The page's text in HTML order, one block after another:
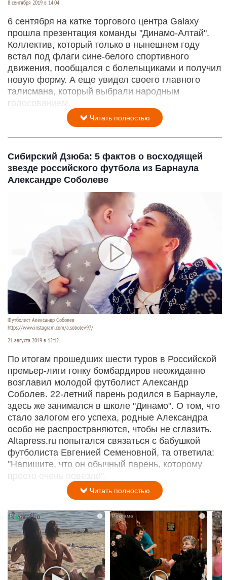
8 сентября 2019 в 14:04
6 сентября на катке торгового центра Galaxy
прошла презентация команды "Динамо-Алтай".
Коллектив, который только в нынешнем году
встал под флаги сине-белого спортивного
движения, пообщался с болельщиками и получил
новую форму. А еще увидел своего главного
талисмана, который выбрали народным
голосованием.
Читать полностью
Сибирский Дзюба: 5 фактов о восходящей
звезде российского футбола из Барнаула
Александре Соболеве
Футболист Александр Соболев
https://www.instagram.com/a.sobolev97/
21 августа 2019 в 12:12
По итогам прошедших шести туров в Российской
премьер-лиги гонку бомбардиров неожиданно
возглавил молодой футболист Александр
Соболев. 22-летний парень родился в Барнауле,
здесь же занимался в школе "Динамо". О том, что
стало залогом его успеха, родные Александра
особо не распространяются, чтобы не сглазить.
Altapress.ru попытался связаться с бабушкой
футболиста Евгенией Семеновной, та ответила:
"Напишите, что он обычный парень, которому
просто очень повезло".
Читать полностью
i